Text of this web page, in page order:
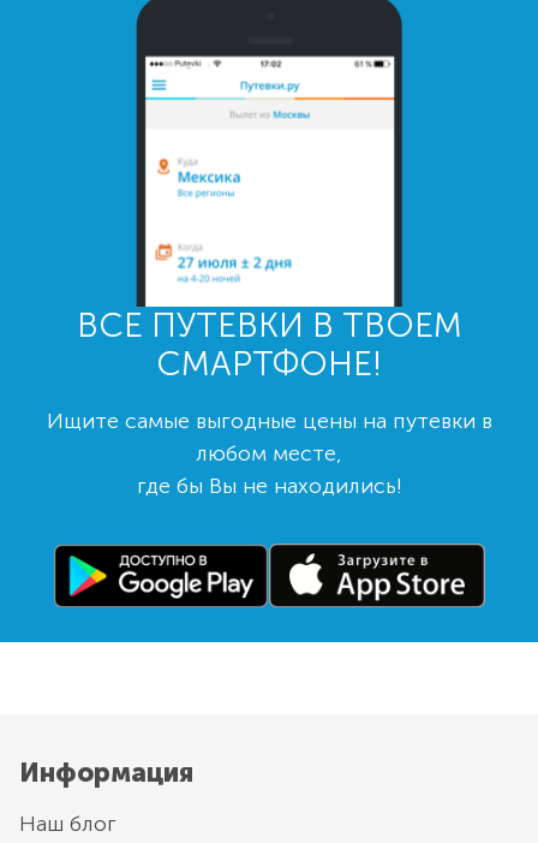
ВСЕ ПУТЕВКИ В ТВОЕМ
СМАРТФОНЕ!
Ищите самые выгодные цены на путевки в
любом месте,
где бы Вы не находились!
Информация
Наш блог